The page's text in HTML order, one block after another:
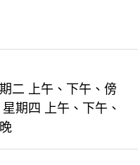
二 上午、下午、傍
期四 上午、下午、